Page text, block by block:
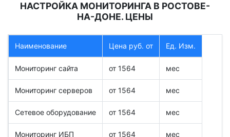
НАСТРОЙКА МОНИТОРИНГА В РОСТОВЕ-
НА-ДОНЕ. ЦЕНЫ
Наименование Цена руб. от Ед. Изм.
Мониторинг сайта от 1564 мес
Мониторинг серверов от 1564 мес
Сетевое оборудование от 1564 мес
Мониторинг ИБП от 1564 мес